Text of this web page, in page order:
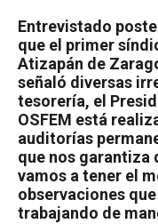
Entrevistado
que el primer
Atizapán de
señaló diversas
tesorería, el
OSFEM está
auditorías
que nos garantiza
vamos a tener el
observaciones
trabajando de